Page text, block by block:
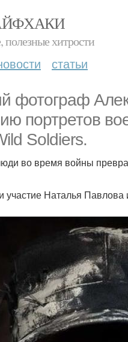
полезные хитрости
статьи
фотограф
портретов
Soldiers.
во время войны
участие Наталья